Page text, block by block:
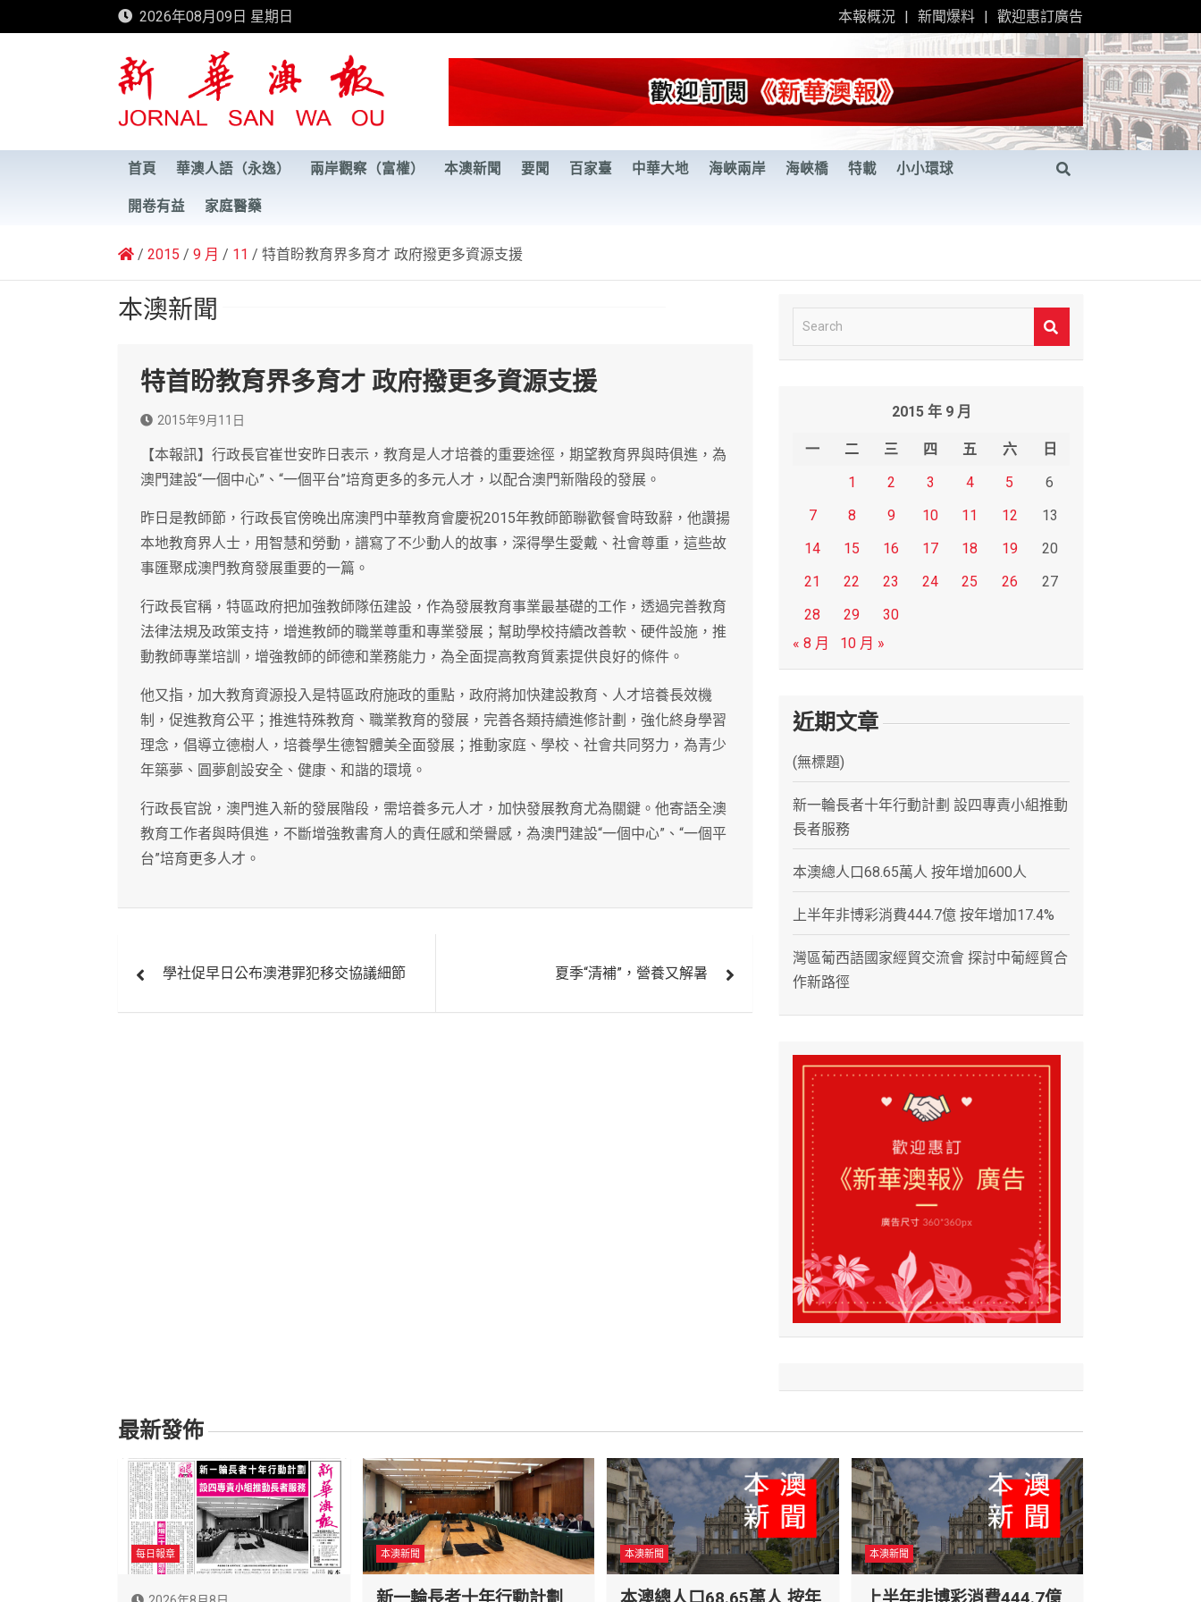
to
2026年08月09日 星期日 本報概況 新聞爆料 歡迎惠訂廣告
新華澳報
首頁 華澳人語（永逸） 兩岸觀察（富權） 本澳新聞 要聞 百家臺 中華大地 海峽兩岸 海峽橋 特載 小小環球
開卷有益 家庭醫藥
2015 9 月 11 特首盼教育界多育才 政府撥更多資源支援
本澳新聞
特首盼教育界多育才 政府撥更多資源支援
2015年9月11日
【本報訊】行政長官崔世安昨日表示，教育是人才培養的重要途徑，期望教育界與時俱進，為
澳門建設“一個中心”、“一個平台”培育更多的多元人才，以配合澳門新階段的發展。
昨日是教師節，行政長官傍晚出席澳門中華教育會慶祝2015年教師節聯歡餐會時致辭，他讚揚
本地教育界人士，用智慧和勞動，譜寫了不少動人的故事，深得學生愛戴、社會尊重，這些故
事匯聚成澳門教育發展重要的一篇。
行政長官稱，特區政府把加強教師隊伍建設，作為發展教育事業最基礎的工作，透過完善教育
法律法規及政策支持，增進教師的職業尊重和專業發展；幫助學校持續改善軟、硬件設施，推
動教師專業培訓，增強教師的師德和業務能力，為全面提高教育質素提供良好的條件。
他又指，加大教育資源投入是特區政府施政的重點，政府將加快建設教育、人才培養長效機
制，促進教育公平；推進特殊教育、職業教育的發展，完善各類持續進修計劃，強化終身學習
理念，倡導立德樹人，培養學生德智體美全面發展；推動家庭、學校、社會共同努力，為青少
年築夢、圓夢創設安全、健康、和諧的環境。
行政長官說，澳門進入新的發展階段，需培養多元人才，加快發展教育尤為關鍵。他寄語全澳
教育工作者與時俱進，不斷增強教書育人的責任感和榮譽感，為澳門建設“一個中心”、“一個平
台”培育更多人才。
章
學社促早日公布澳港罪犯移交協議細節 夏季“清補”，營養又解暑
e
2015 年 9 月
一 二 三 四 五 六
日
1
2 3 4 5
6
7
8 9 10 11 12
13
14
15 16 17 18 19
20
21
22 23 24 25 26
27
28
29
30
« 8 月
10 月 »
近期文章
(無標題)
新一輪長者十年行動計劃 設四專責小組推動
長者服務
本澳總人口68.65萬人 按年增加600人
上半年非博彩消費444.7億 按年增加17.4%
灣區葡西語國家經貿交流會 探討中葡經貿合
作新路徑
最新發佈
每日報章 本澳新聞 本澳新聞 本澳新聞